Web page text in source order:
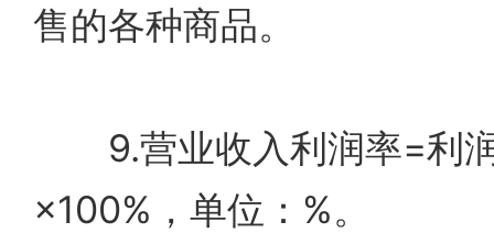
售的各种商品。
9.营业收入利润率=利
×100%，单位：%。